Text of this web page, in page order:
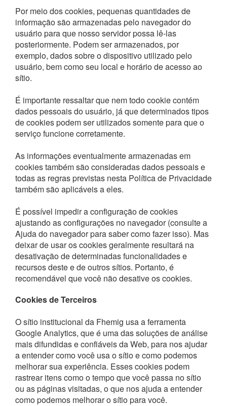
Por meio dos cookies, pequenas quantidades de
informação são armazenadas pelo navegador do
usuário para que nosso servidor possa lê-las
posteriormente. Podem ser armazenados, por
exemplo, dados sobre o dispositivo utilizado pelo
usuário, bem como seu local e horário de acesso ao
sítio.
É importante ressaltar que nem todo cookie contém
dados pessoais do usuário, já que determinados tipos
de cookies podem ser utilizados somente para que o
serviço funcione corretamente.
As informações eventualmente armazenadas em
cookies também são consideradas dados pessoais e
todas as regras previstas nesta Política de Privacidade
também são aplicáveis a eles.
É possível impedir a configuração de cookies
ajustando as configurações no navegador (consulte a
Ajuda do navegador para saber como fazer isso). Mas
deixar de usar os cookies geralmente resultará na
desativação de determinadas funcionalidades e
recursos deste e de outros sítios. Portanto, é
recomendável que você não desative os cookies.
Cookies de Terceiros
O sítio institucional da Fhemig usa a ferramenta
Google Analytics, que é uma das soluções de análise
mais difundidas e confiáveis da Web, para nos ajudar
a entender como você usa o sítio e como podemos
melhorar sua experiência. Esses cookies podem
rastrear itens como o tempo que você passa no sítio
ou as páginas visitadas, o que nos ajuda a entender
como podemos melhorar o sítio para você.